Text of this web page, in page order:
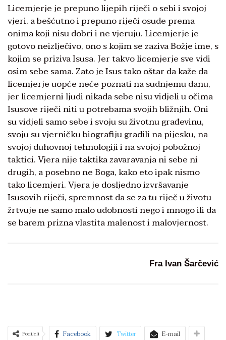
Licemjerje je prepuno lijepih riječi o sebi i svojoj
vjeri, a bešćutno i prepuno riječi osude prema
onima koji nisu dobri i ne vjeruju. Licemjerje je
gotovo neizlječivo, ono s kojim se zaziva Božje ime, s
kojim se priziva Isusa. Jer takvo licemjerje sve vidi
osim sebe sama. Zato je Isus tako oštar da kaže da
licemjerje uopće neće poznati na sudnjemu danu,
jer licemjerni ljudi nikada sebe nisu vidjeli u očima
Isusove riječi niti u potrebama svojih bližnjih. Oni
su vidjeli samo sebe i svoju su životnu građevinu,
svoju su vjerničku biografiju gradili na pijesku, na
svojoj duhovnoj tehnologiji i na svojoj pobožnoj
taktici. Vjera nije taktika zavaravanja ni sebe ni
drugih, a posebno ne Boga, kako eto ipak nismo
tako licemjeri. Vjera je dosljedno izvršavanje
Isusovih riječi, spremnost da se za tu riječ u životu
žrtvuje ne samo malo udobnosti nego i mnogo ili da
se barem prizna vlastita malenost i malovjernost.
Fra Ivan Šarčević
Podijeli Facebook Twitter E-mail